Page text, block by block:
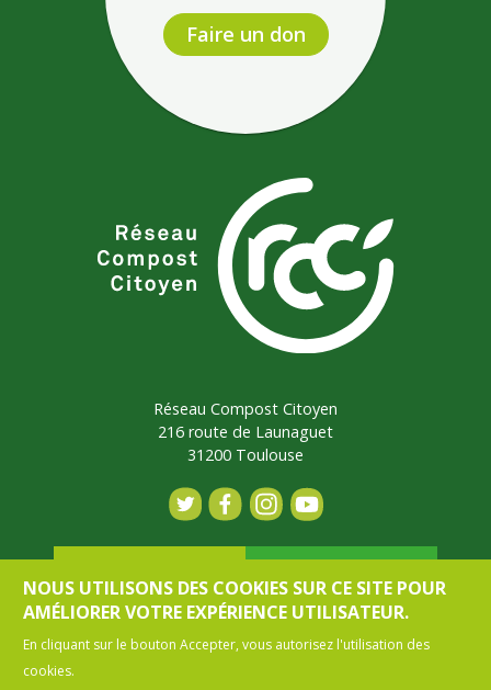
Faire un don
Réseau Compost Citoyen
216 route de Launaguet
31200 Toulouse
Contact Adhérer
Mon espace
NOUS UTILISONS DES COOKIES SUR CE SITE POUR
AMÉLIORER VOTRE EXPÉRIENCE UTILISATEUR.
En cliquant sur le bouton Accepter, vous autorisez l'utilisation des
cookies.